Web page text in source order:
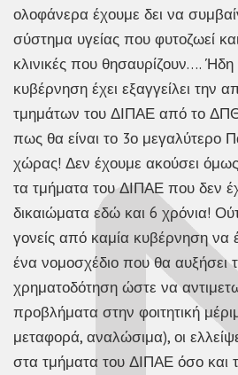
ολοφάνερα έχουμε δει να
σύστημα υγείας που φυτοζωεί και
κλινικές που θησαυρίζουν….
κυβέρνηση έχει εξαγγείλει την
τμημάτων του ΔΙΠΑΕ από το
πως θα είναι το 3ο μεγαλύτερο
χώρας! Δεν έχουμε ακούσει
τα τμήματα του ΔΙΠΑΕ που δεν
δικαιώματα εδώ και 6 χρόνια!
γονείς από καμία κυβέρνηση να
ένα νομοσχέδιο που θα αυξήσει
χρηματοδότηση ώστε να
προβλήματα στην φοιτητική
μεταφορά, αναλώσιμα), οι
στα τμήματα του ΔΙΠΑΕ όσο και